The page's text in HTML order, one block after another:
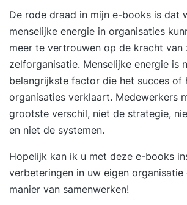
De rode draad in mijn e-books is dat
menselijke energie in organisaties
meer te vertrouwen op de kracht van
zelforganisatie. Menselijke energie is
belangrijkste factor die het succes of
organisaties verklaart. Medewerkers
grootste verschil, niet de strategie,
en niet de systemen.
Hopelijk kan ik u met deze e-books
verbeteringen in uw eigen
manier van samenwerken!